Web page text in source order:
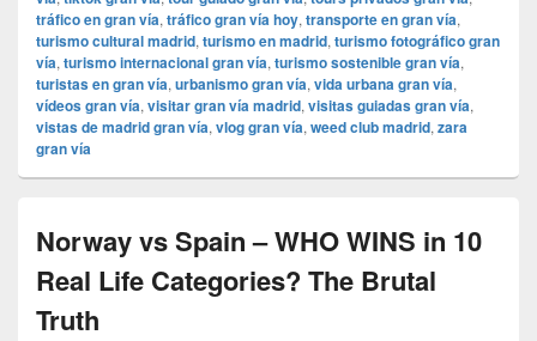
tráfico en gran vía, tráfico gran vía hoy, transporte en gran vía,
turismo cultural madrid, turismo en madrid, turismo fotográfico gran
vía, turismo internacional gran vía, turismo sostenible gran vía,
turistas en gran vía, urbanismo gran vía, vida urbana gran vía,
vídeos gran vía, visitar gran vía madrid, visitas guiadas gran vía,
vistas de madrid gran vía, vlog gran vía, weed club madrid, zara
gran vía
Norway vs Spain – WHO WINS in 10
Real Life Categories? The Brutal
Truth